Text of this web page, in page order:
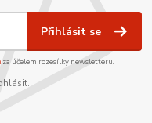
Přihlásit se
za účelem rozesílky newsletteru.